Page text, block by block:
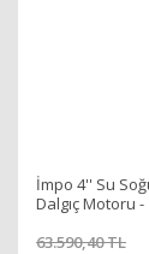
İmpo 4'' Su
Dalgıç Motoru -
63.590,40 TL